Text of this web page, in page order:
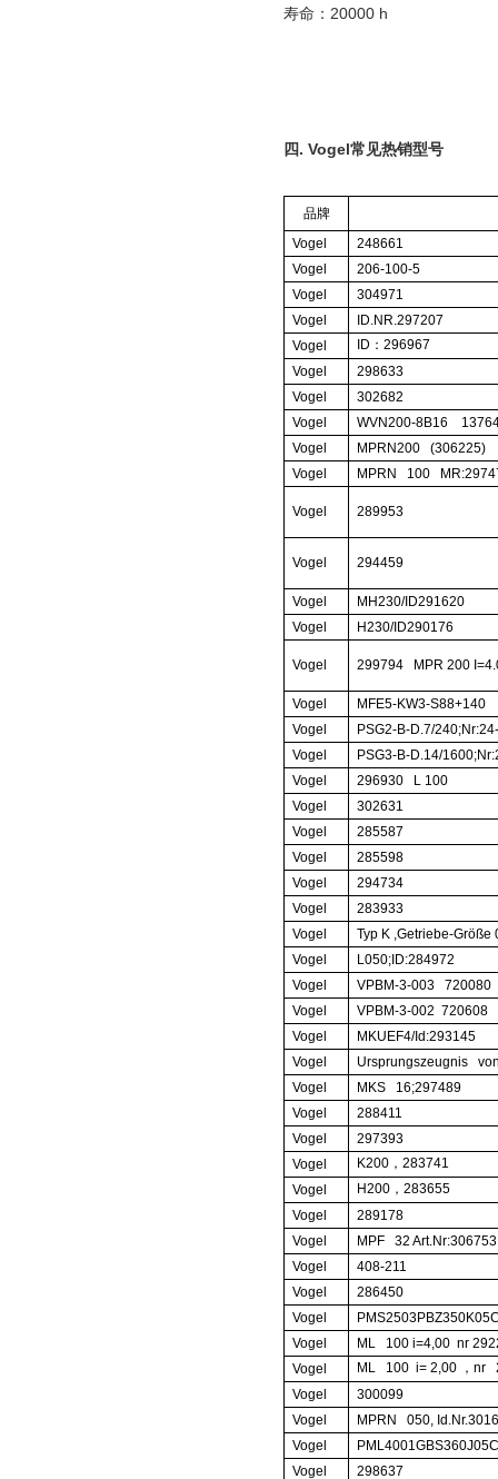
寿命： 20000 h
四. Vogel常见热销型号
品牌
Vogel
248661
Vogel
206-100-5
Vogel
304971
Vogel
ID.NR.297207
Vogel
ID ： 296967
Vogel
298633
Vogel
302682
Vogel
WVN200-8B16
Vogel
MPRN200 (306225)
Vogel
MPRN 100
Vogel 289953
Vogel 294459
Vogel
MH230/ID291620
Vogel
H230/ID290176
Vogel 299794 MPR 200
Vogel
MFE5-KW3-S88+140
Vogel
PSG2-B-D.7/
Vogel
PSG3-B-D.14/
Vogel
296930 L 100
Vogel
302631
Vogel
285587
Vogel
285598
Vogel
294734
Vogel
283933
Vogel
Typ K ,Getriebe-
Vogel
L050;ID:284972
Vogel
VPBM-3-003
720080
Vogel
VPBM-3-002 720608
Vogel
MKUEF4/Id:293145
Vogel
Ursprungszeugnis
Vogel
MKS 16;297489
Vogel
288411
Vogel
297393
Vogel
K200 ， 283741
Vogel
H200 ， 283655
Vogel
289178
Vogel
MPF 32 Art.Nr:306753
Vogel
408-211
Vogel
286450
Vogel
Vogel
ML 100 i=4,00 nr
Vogel
ML 100 i= 2,00 ， nr
Vogel
300099
Vogel
MPRN 050,
Vogel
Vogel
298637